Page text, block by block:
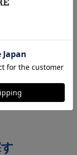
！
いにオススメのアイ